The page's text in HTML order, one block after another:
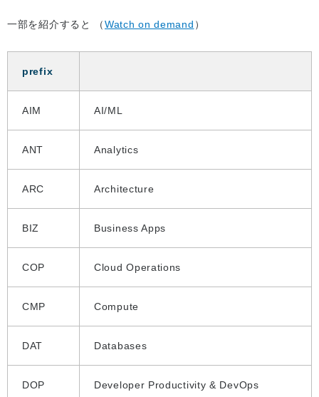
一部を紹介すると （Watch on demand ）
prefix
AIM AI/ML
ANT Analytics
ARC Architecture
BIZ Business Apps
COP Cloud Operations
CMP Compute
DAT Databases
DOP Developer Productivity & DevOps